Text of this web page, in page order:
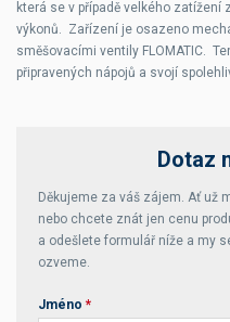
která se v případě velkého
výkonů. Zařízení je osazeno
směšovacími ventily FLOMATIC.
připravených nápojů a svojí
Dotaz
Děkujeme za váš zájem. Ať už
nebo chcete znát jen cenu
a odešlete formulář níže a my
ozveme.
Jméno *